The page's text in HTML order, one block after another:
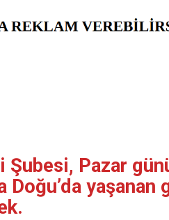
Şubesi, Pazar
yaşanan